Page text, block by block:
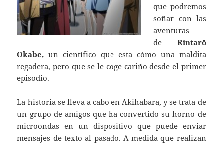
que podremos
soñar con las
aventuras
de Rintarō
Okabe, un científico que esta cómo una maldita
regadera, pero que se le coge cariño desde el primer
episodio.
La historia se lleva a cabo en Akihabara, y se trata de
un grupo de amigos que ha convertido su horno de
microondas en un dispositivo que puede enviar
mensajes de texto al pasado. A medida que realizan